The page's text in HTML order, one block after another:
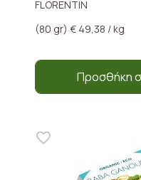
FLORENTIN
(80 gr) € 49,38 / kg
Προσθήκη